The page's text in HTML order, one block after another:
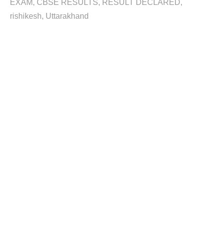
EXAM CBSE RESULTS
RESULT DECLARED
rishikesh Uttarakhand